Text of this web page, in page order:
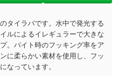
タイラバです。水中で発光する
ルによるイレギュラーで大きな
。バイト時のフッキング率をア
に柔らかい素材を使用し、フッ
なっています。